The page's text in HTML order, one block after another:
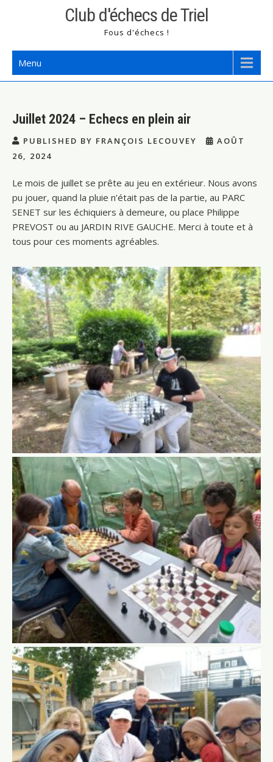
Club d'échecs de Triel
Fous d'échecs !
Menu
Juillet 2024 – Echecs en plein air
PUBLISHED BY FRANÇOIS LECOUVEY
AOÛT
26, 2024
Le mois de juillet se prête au jeu en extérieur. Nous avons
pu jouer, quand la pluie n’était pas de la partie, au PARC
SENET sur les échiquiers à demeure, ou place Philippe
PREVOST ou au JARDIN RIVE GAUCHE. Merci à toute et à
tous pour ces moments agréables.